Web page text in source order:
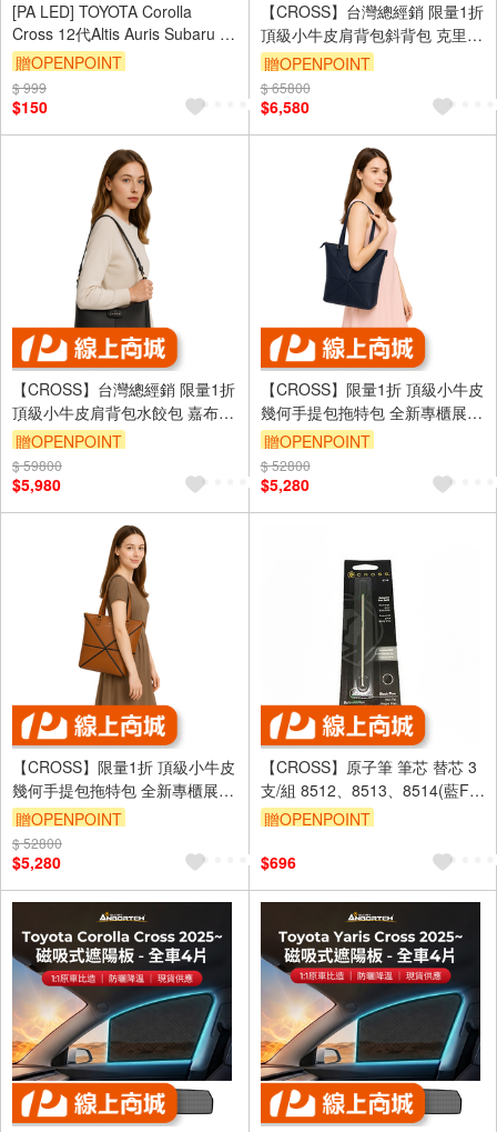
[PA LED] TOYOTA Corolla
Cross 12代Altis Auris Subaru 氣
氛燈 專用線組1.0-僅限中央置物
燈使用
贈OPENPOINT
$ 999
$150
【CROSS】台灣總經銷 限量1折
頂級小牛皮肩背包斜背包 克里斯
系列 全新專櫃展示品
贈OPENPOINT
$ 65800
$6,580
【CROSS】台灣總經銷 限量1折
頂級小牛皮肩背包水餃包 嘉布莉
系列 全新專櫃展示品
贈OPENPOINT
$ 59800
$5,980
【CROSS】限量1折 頂級小牛皮
幾何手提包拖特包 全新專櫃展示
品(深藍色)
贈OPENPOINT
$ 52800
$5,280
【CROSS】限量1折 頂級小牛皮
幾何手提包拖特包 全新專櫃展示
品(琥珀色)
贈OPENPOINT
$ 52800
$5,280
【CROSS】原子筆 筆芯 替芯 3
支/組 8512、8513、8514(藍F/
黑FM) - 多款可選
贈OPENPOINT
$696